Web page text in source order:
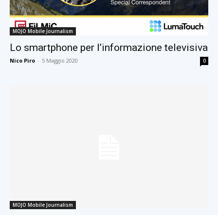
MOJO Mobile Journalism
Lo smartphone per l’informazione televisiva
Nico Piro - 5 Maggio 2020 0
MOJO Mobile Journalism